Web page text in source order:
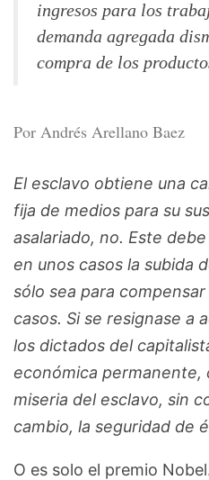
ingresos para los
demanda agregada
compra de los
Por Andrés Arellano Baez
El esclavo obtiene una
fija de medios para su
asalariado, no. Este
en unos casos la subida
sólo sea para
casos. Si se resignase a
los dictados del
económica permanente,
miseria del esclavo, sin
cambio, la seguridad de
O es solo el premio